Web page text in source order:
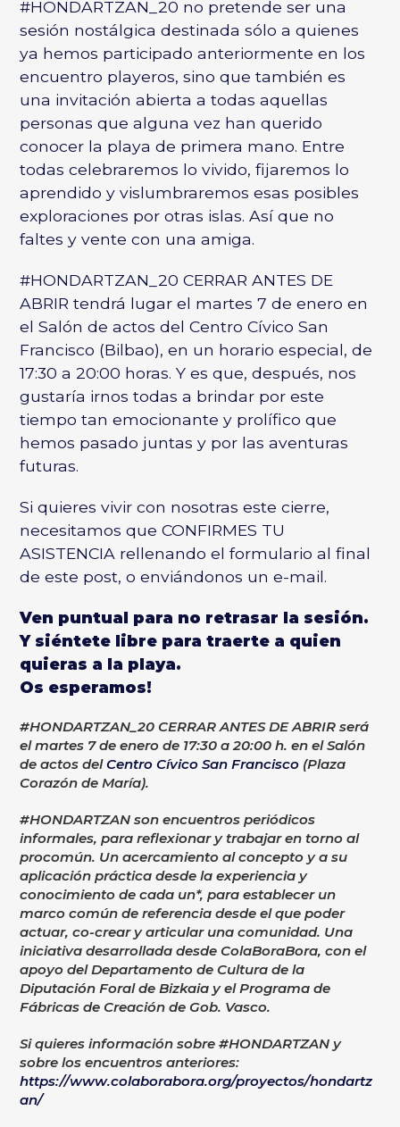
#HONDARTZAN_20 no pretende ser una
sesión nostálgica destinada sólo a quienes
ya hemos participado anteriormente en los
encuentro playeros, sino que también es
una invitación abierta a todas aquellas
personas que alguna vez han querido
conocer la playa de primera mano. Entre
todas celebraremos lo vivido, fijaremos lo
aprendido y vislumbraremos esas posibles
exploraciones por otras islas. Así que no
faltes y vente con una amiga.
#HONDARTZAN_20 CERRAR ANTES DE
ABRIR tendrá lugar el martes 7 de enero en
el Salón de actos del Centro Cívico San
Francisco (Bilbao), en un horario especial, de
17:30 a 20:00 horas. Y es que, después, nos
gustaría irnos todas a brindar por este
tiempo tan emocionante y prolífico que
hemos pasado juntas y por las aventuras
futuras.
Si quieres vivir con nosotras este cierre,
necesitamos que CONFIRMES TU
ASISTENCIA rellenando el formulario al final
de este post, oenviándonos un e-mail.
Ven puntual para no retrasar la sesión.
Y siéntete libre para traerte a quien
quieras a la playa.
Os esperamos!
#HONDARTZAN_20 CERRAR ANTES DE ABRIR será
el martes 7 de enero de 17:30 a 20:00 h. en el Salón
de actos delCentro Cívico San Francisco (Plaza
Corazón de María).
#HONDARTZAN son encuentros periódicos
informales, para reflexionar y trabajar en torno al
procomún. Un acercamiento al concepto y a su
aplicación práctica desde la experiencia y
conocimiento de cada un*, para establecer un
marco común de referencia desde el que poder
actuar, co-crear y articular una comunidad. Una
iniciativa desarrollada desde ColaBoraBora, con el
apoyo del Departamento de Cultura de la
Diputación Foral de Bizkaia y el Programa de
Fábricas de Creación de Gob. Vasco.
Si quieres información sobre #HONDARTZAN y
sobre los encuentros anteriores:
https://www.colaborabora.org/proyectos/hondartz
an/